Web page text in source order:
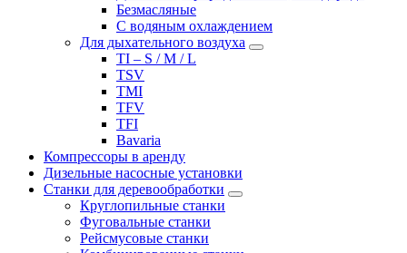
Безмасляные
С водяным охлаждением
Для дыхательного воздуха
TI – S / M / L
TSV
TMI
TFV
TFI
Bavaria
Компрессоры в аренду
Дизельные насосные установки
Станки для деревообработки
Круглопильные станки
Фуговальные станки
Рейсмусовые станки